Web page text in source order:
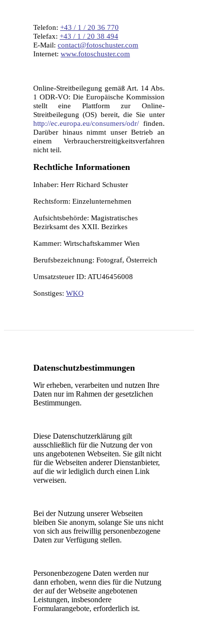
Telefon: +43 / 1 / 20 36 770
Telefax: +43 / 1 / 20 38 494
E-Mail: contact@fotoschuster.com
Internet: www.fotoschuster.com
Online-Streitbeilegung gemäß Art. 14 Abs.
1 ODR-VO: Die Europäische Kommission
stellt eine Plattform zur Online-
Streitbeilegung (OS) bereit, die Sie unter
http://ec.europa.eu/consumers/odr/ finden.
Darüber hinaus nimmt unser Betrieb an
einem Verbraucherstreitigkeitsverfahren
nicht teil.
Rechtliche Informationen
Inhaber: Herr Richard Schuster
Rechtsform: Einzelunternehmen
Aufsichtsbehörde: Magistratisches
Bezirksamt des XXII. Bezirkes
Kammer: Wirtschaftskammer Wien
Berufsbezeichnung: Fotograf, Österreich
Umsatzsteuer ID: ATU46456008
Sonstiges: WKO
Datenschutzbestimmungen
Wir erheben, verarbeiten und nutzen Ihre
Daten nur im Rahmen der gesetzlichen
Bestimmungen.
Diese Datenschutzerklärung gilt
ausschließlich für die Nutzung der von
uns angebotenen Webseiten. Sie gilt nicht
für die Webseiten anderer Dienstanbieter,
auf die wir lediglich durch einen Link
verweisen.
Bei der Nutzung unserer Webseiten
bleiben Sie anonym, solange Sie uns nicht
von sich aus freiwillig personenbezogene
Daten zur Verfügung stellen.
Personenbezogene Daten werden nur
dann erhoben, wenn dies für die Nutzung
der auf der Webseite angebotenen
Leistungen, insbesondere
Formularangebote, erforderlich ist.